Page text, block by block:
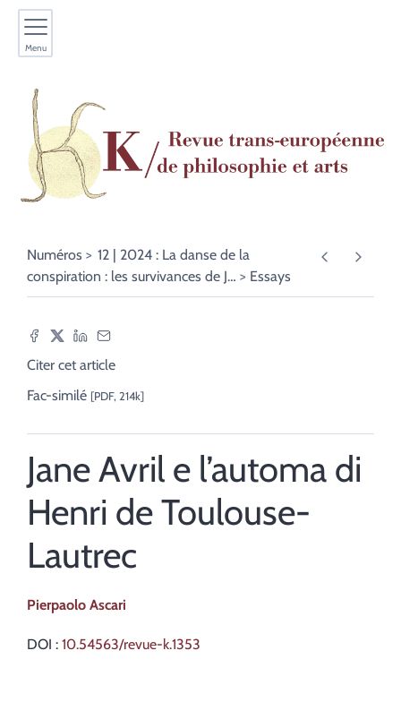
Menu
Numéros
12 | 2024 : La danse de la
conspiration : les survivances de J… Essays
Citer cet article
Fac-similé [PDF, 214k]
Jane Avril e l’automa di
Henri de Toulouse-
Lautrec
Pierpaolo Ascari
DOI : 10.54563/revue-k.1353